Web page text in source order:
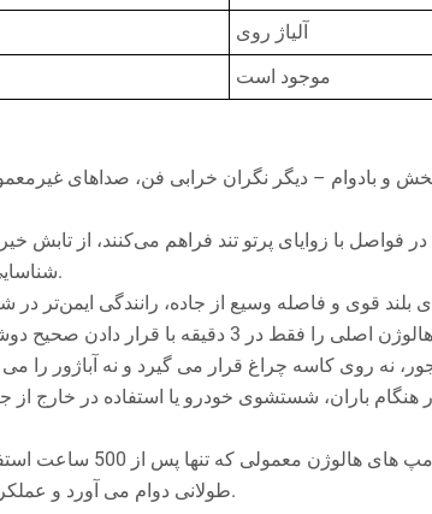
آلیاژ روی
موجود است
شناسایی توسط پلیس راهنمایی و رانندگی را کاهش می‌دهند.
طولانی دوام می آورد و عملکرد قابل اعتمادی را برای سال های آینده ارائه می دهد.